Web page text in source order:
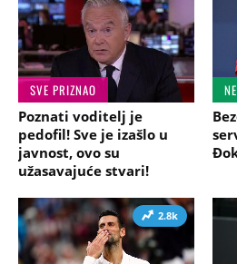
SVE PRIZNAO
Poznati voditelj je
pedofil! Sve je izašlo u
javnost, ovo su
užasavajuće stvari!
2.8k